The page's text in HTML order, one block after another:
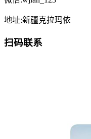
地址:新疆克拉玛依
扫码联系